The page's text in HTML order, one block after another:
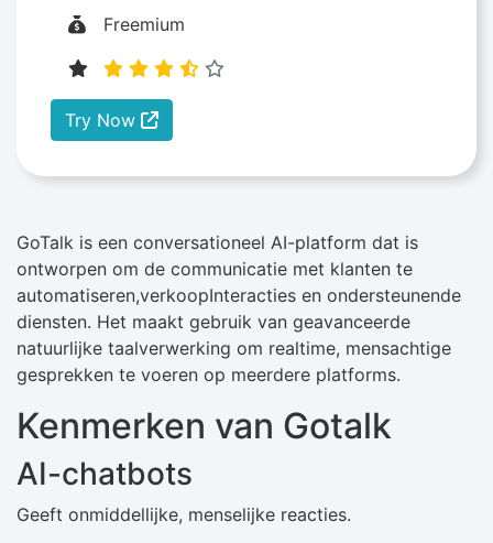
Freemium
Try Now
GoTalk is een conversationeel AI-platform dat is
ontworpen om de communicatie met klanten te
automatiseren,verkoopInteracties en ondersteunende
diensten. Het maakt gebruik van geavanceerde
natuurlijke taalverwerking om realtime, mensachtige
gesprekken te voeren op meerdere platforms.
Kenmerken van Gotalk
AI-chatbots
Geeft onmiddellijke, menselijke reacties.